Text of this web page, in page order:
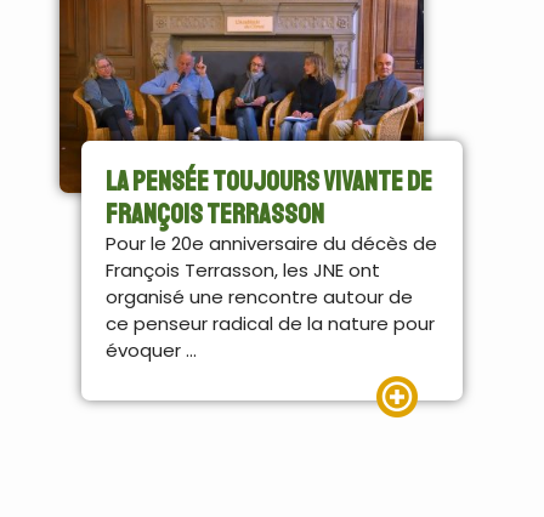
La pensée toujours vivante de
François Terrasson
Pour le 20e anniversaire du décès de
François Terrasson, les JNE ont
organisé une rencontre autour de
ce penseur radical de la nature pour
évoquer ...